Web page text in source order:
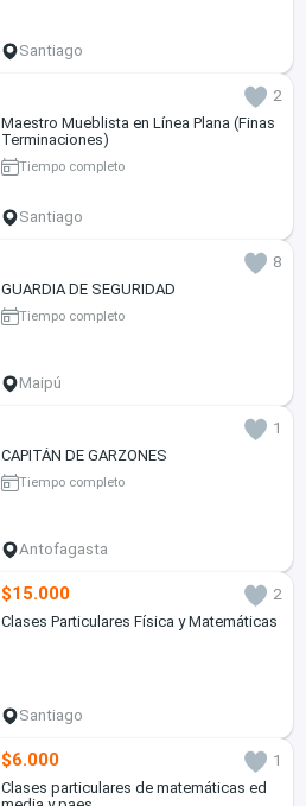
Santiago
2
Maestro Mueblista en Línea Plana (Finas
Terminaciones)
Tiempo completo
Santiago
8
GUARDIA DE SEGURIDAD
Tiempo completo
Maipú
1
CAPITÁN DE GARZONES
Tiempo completo
Antofagasta
$15.000
2
Clases Particulares Física y Matemáticas
Santiago
$6.000
1
Clases particulares de matemáticas ed